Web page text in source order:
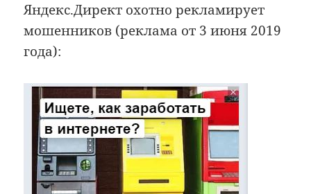
Яндекс.Директ охотно рекламирует
мошенников (реклама от 3 июня 2019
года):